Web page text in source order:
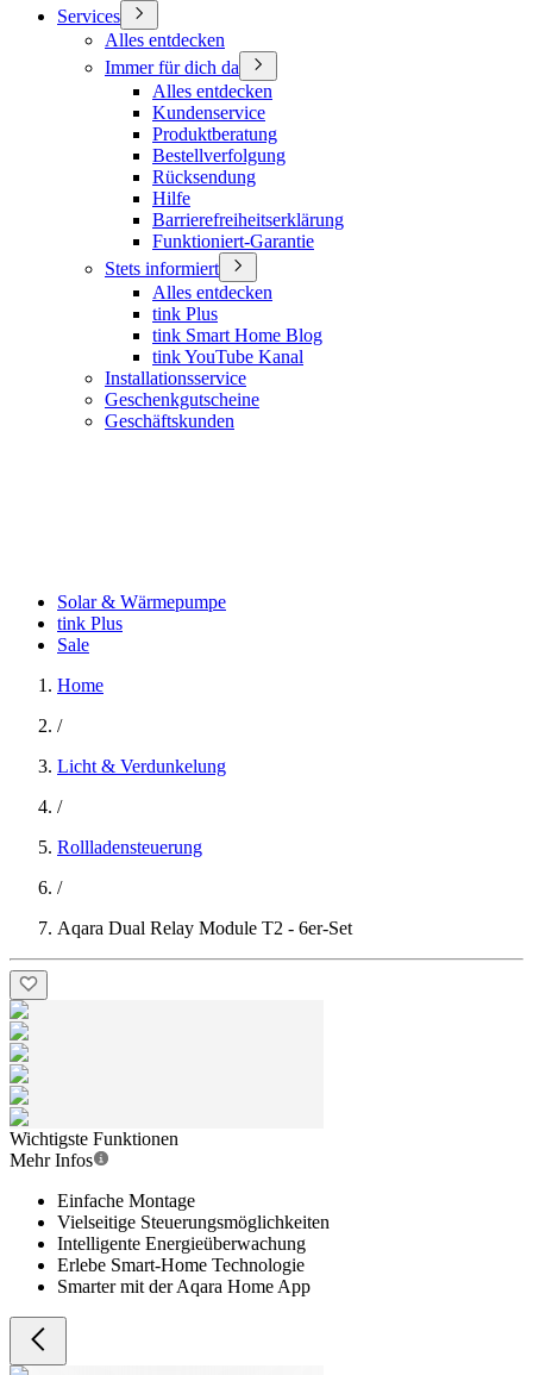
Services
Alles entdecken
Immer für dich da
Alles entdecken
Kundenservice
Produktberatung
Bestellverfolgung
Rücksendung
Hilfe
Barrierefreiheitserklärung
Funktioniert-Garantie
Stets informiert
Alles entdecken
tink Plus
tink Smart Home Blog
tink YouTube Kanal
Installationsservice
Geschenkgutscheine
Geschäftskunden
Solar & Wärmepumpe
tink Plus
Sale
Home
/
Licht & Verdunkelung
/
Rollladensteuerung
/
Aqara Dual Relay Module T2 - 6er-Set
Wichtigste Funktionen
Mehr Infos
Einfache Montage
Vielseitige Steuerungsmöglichkeiten
Intelligente Energieüberwachung
Erlebe Smart-Home Technologie
Smarter mit der Aqara Home App